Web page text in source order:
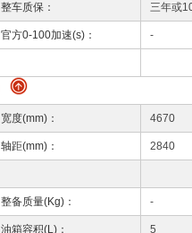
整车质保： 三年或
官方0-100加速(s)： -
宽度(mm)： 4670
轴距(mm)： 2840
整备质量(Kg)： -
油箱容积(L)： 5